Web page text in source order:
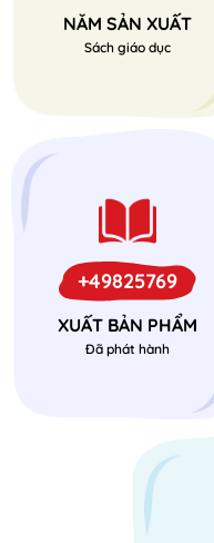
NĂM SẢN XUẤT
Sách giáo dục
+49825769
XUẤT BẢN PHẨM
Đã phát hành